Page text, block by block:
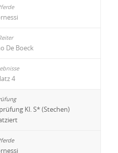
De Boeck
4
Kl. S* (Stechen)